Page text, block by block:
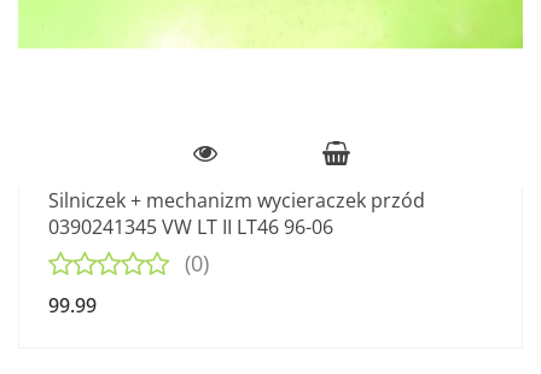
Silniczek + mechanizm wycieraczek przód
0390241345 VW LT II LT46 96-06
(0)
99.99